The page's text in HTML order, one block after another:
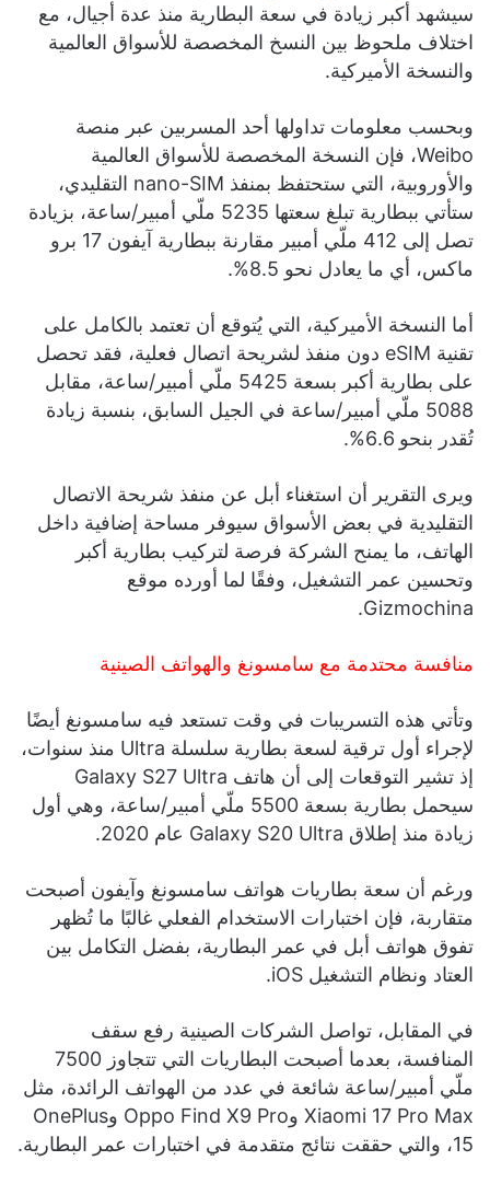
سيشهد أكبر زيادة في سعة البطارية منذ عدة أجيال، مع
اختلاف ملحوظ بين النسخ المخصصة للأسواق العالمية
والنسخة الأميركية.
وبحسب معلومات تداولها أحد المسربين عبر منصة
Weibo، فإن النسخة المخصصة للأسواق العالمية
والأوروبية، التي ستحتفظ بمنفذ nano-SIM التقليدي،
ستأتي ببطارية تبلغ سعتها 5235 ملّي أمبير/ساعة، بزيادة
تصل إلى 412 ملّي أمبير مقارنة ببطارية آيفون 17 برو
ماكس، أي ما يعادل نحو 8.5%.
أما النسخة الأميركية، التي يُتوقع أن تعتمد بالكامل على
تقنية eSIM دون منفذ لشريحة اتصال فعلية، فقد تحصل
على بطارية أكبر بسعة 5425 ملّي أمبير/ساعة، مقابل
5088 ملّي أمبير/ساعة في الجيل السابق، بنسبة زيادة
تُقدر بنحو 6.6%.
ويرى التقرير أن استغناء أبل عن منفذ شريحة الاتصال
التقليدية في بعض الأسواق سيوفر مساحة إضافية داخل
الهاتف، ما يمنح الشركة فرصة لتركيب بطارية أكبر
وتحسين عمر التشغيل، وفقًا لما أورده موقع
Gizmochina.
منافسة محتدمة مع سامسونغ والهواتف الصينية
وتأتي هذه التسريبات في وقت تستعد فيه سامسونغ أيضًا
لإجراء أول ترقية لسعة بطارية سلسلة Ultra منذ سنوات،
إذ تشير التوقعات إلى أن هاتف Galaxy S27 Ultra
سيحمل بطارية بسعة 5500 ملّي أمبير/ساعة، وهي أول
زيادة منذ إطلاق Galaxy S20 Ultra عام 2020.
ورغم أن سعة بطاريات هواتف سامسونغ وآيفون أصبحت
متقاربة، فإن اختبارات الاستخدام الفعلي غالبًا ما تُظهر
تفوق هواتف أبل في عمر البطارية، بفضل التكامل بين
العتاد ونظام التشغيل iOS.
في المقابل، تواصل الشركات الصينية رفع سقف
المنافسة، بعدما أصبحت البطاريات التي تتجاوز 7500
ملّي أمبير/ساعة شائعة في عدد من الهواتف الرائدة، مثل
Xiaomi 17 Pro Max وOppo Find X9 Pro وOnePlus
15، والتي حققت نتائج متقدمة في اختبارات عمر البطارية.